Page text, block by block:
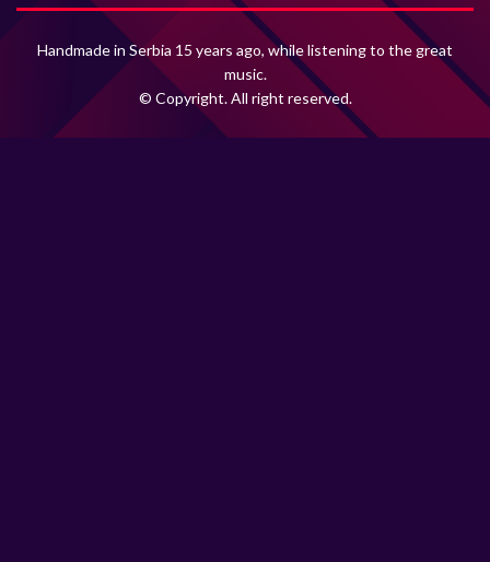
Handmade in Serbia 15 years ago, while listening to the great
music.
© Copyright. All right reserved.